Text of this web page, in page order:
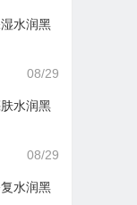
水润黑
08/29
水润黑
08/29
水润黑